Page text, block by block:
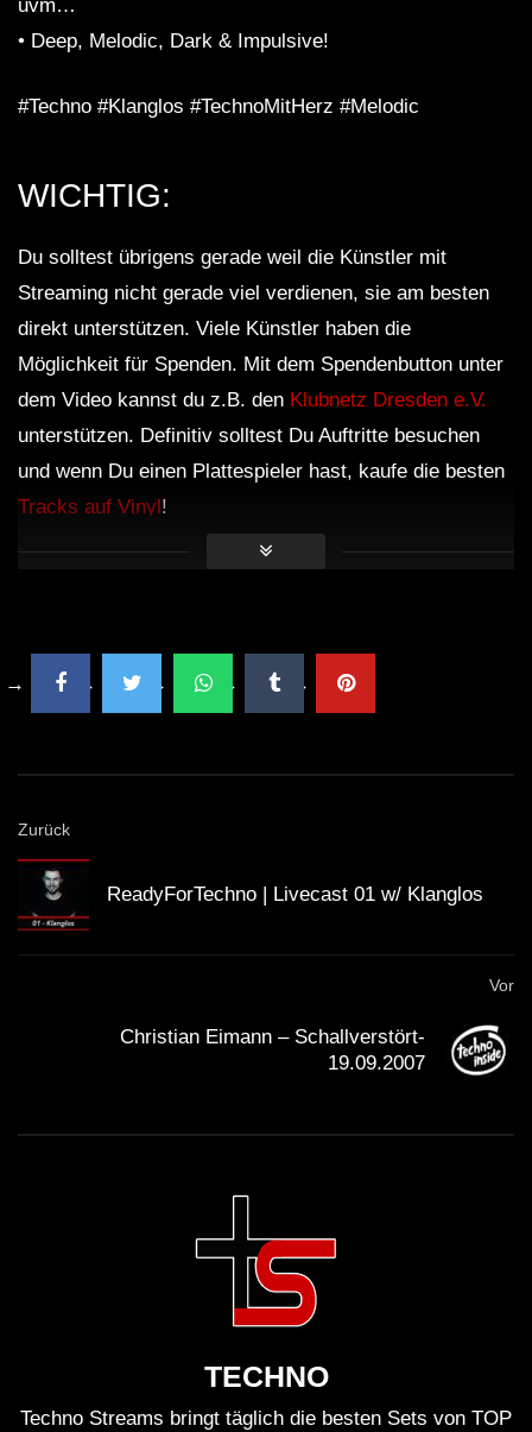
uvm…
• Deep, Melodic, Dark & Impulsive!
#Techno #Klanglos #TechnoMitHerz #Melodic
WICHTIG:
Du solltest übrigens gerade weil die Künstler mit
Streaming nicht gerade viel verdienen, sie am besten
direkt unterstützen. Viele Künstler haben die
Möglichkeit für Spenden. Mit dem Spendenbutton unter
dem Video kannst du z.B. den Klubnetz Dresden e.V.
unterstützen. Definitiv solltest Du Auftritte besuchen
und wenn Du einen Plattespieler hast, kaufe die besten
Tracks auf Vinyl !
Zurück
ReadyForTechno | Livecast 01 w/ Klanglos
Vor
Christian Eimann – Schallverstört-
19.09.2007
TECHNO
Techno Streams bringt täglich die besten Sets von TOP